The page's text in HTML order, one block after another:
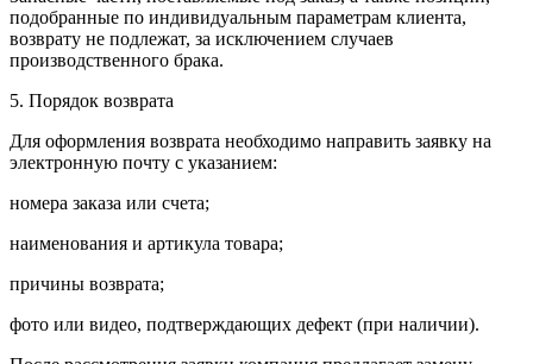
подобранные по индивидуальным параметрам клиента,
возврату не подлежат, за исключением случаев
производственного брака.
5. Порядок возврата
Для оформления возврата необходимо направить заявку на
электронную почту с указанием:
номера заказа или счета;
наименования и артикула товара;
причины возврата;
фото или видео, подтверждающих дефект (при наличии).